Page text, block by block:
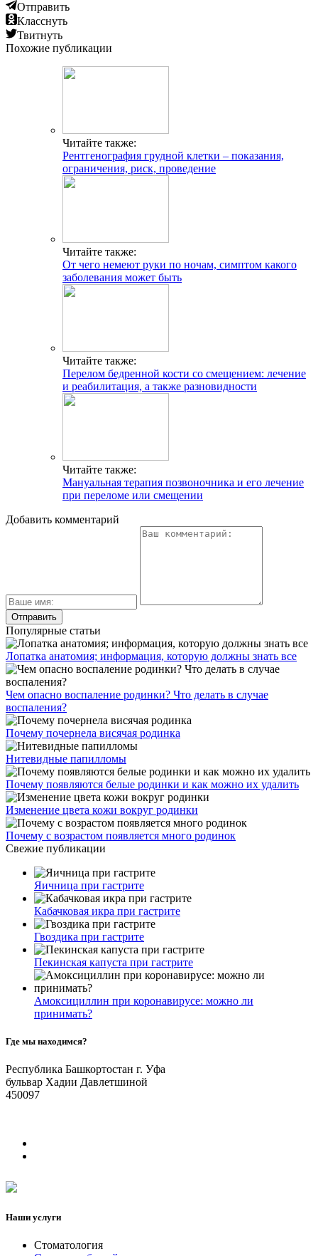
Отправить
Класснуть
Твитнуть
Похожие публикации
Читайте также:
Рентгенография грудной клетки – показания,
ограничения, риск, проведение
Читайте также:
От чего немеют руки по ночам, симптом какого
заболевания может быть
Читайте также:
Перелом бедренной кости со смещением: лечение
и реабилитация, а также разновидности
Читайте также:
Мануальная терапия позвоночника и его лечение
при переломе или смещении
Добавить комментарий
Популярные статьи
Лопатка анатомия; информация, которую должны знать все
Чем опасно воспаление родинки? Что делать в случае
воспаления?
Почему почернела висячая родинка
Нитевидные папилломы
Почему появляются белые родинки и как можно их удалить
Изменение цвета кожи вокруг родинки
Почему с возрастом появляется много родинок
Свежие публикации
Яичница при гастрите
Кабачковая икра при гастрите
Гвоздика при гастрите
Пекинская капуста при гастрите
Амоксициллин при коронавирусе: можно ли
принимать?
Где мы находимся?
Республика Башкортостан г. Уфа
бульвар Хадии Давлетшиной
450097
Наши услуги
Стоматология